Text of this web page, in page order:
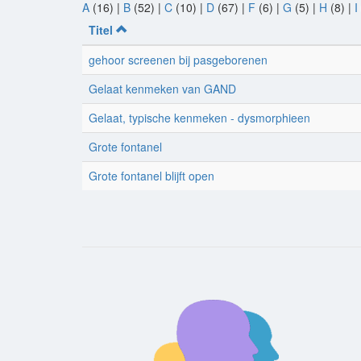
A (16) | B (52) | C (10) | D (67) | F (6) | G (5) | H (8) | I
Titel
gehoor screenen bij pasgeborenen
Gelaat kenmeken van GAND
Gelaat, typische kenmeken - dysmorphieen
Grote fontanel
Grote fontanel blijft open